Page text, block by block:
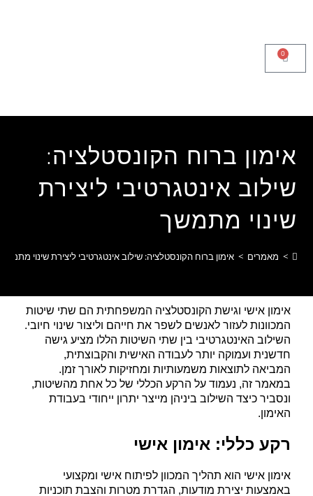
0
אימון ברוח הקונסטלציה:
שילוב אינטגרטיבי ליצירת
שינוי מתמשך
> מאמרים > אימון ברוח הקונסטלציה: שילוב אינטגרטיבי ליצירת שינוי מתמשך
אימון אישי וגישת הקונסטלציה המשפחתית הם שתי שיטות
המכוונות לעזור לאנשים לשפר את חייהם וליצור שינוי חיובי.
השילוב האינטגרטיבי בין שתי השיטות הללו מציע גישה
חדשנית ועמוקה יותר לעבודה האישית והקבוצתית,
המביאה לתוצאות משמעותיות ומחזיקות לאורך זמן.
במאמר זה, נעמוד על הרקע הכללי של כל אחת מהשיטות,
ונסביר כיצד השילוב ביניהן מייצר יתרון ייחודי בעבודת
האימון.
רקע כללי: אימון אישי
אימון אישי הוא תהליך המכוון לפיתוח אישי ומקצועי
באמצעות יצירת מודעות, הגדרת מטרות והצבת תוכניות